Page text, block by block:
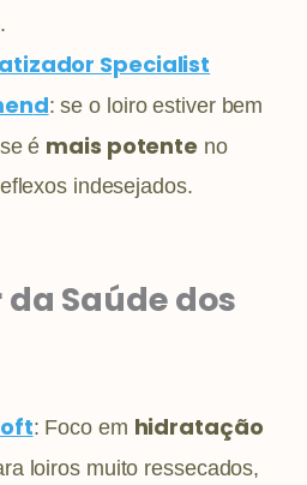
Specialist
d: se o loiro estiver bem
é mais potente no
indesejados.
Saúde dos
oft: Foco em hidratação
loiros muito ressecados,